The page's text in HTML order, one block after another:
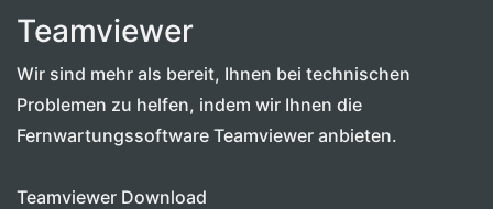
Teamviewer
Wir sind mehr als bereit, Ihnen bei technischen
Problemen zu helfen, indem wir Ihnen die
Fernwartungssoftware Teamviewer anbieten.
Teamviewer Download